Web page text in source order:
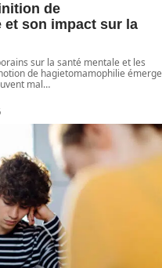
de
et son impact sur la
sur la santé mentale et les
de hagietomamophilie émerge
mal…